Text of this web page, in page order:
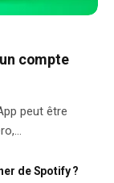
compte
peut être
de Spotify ?